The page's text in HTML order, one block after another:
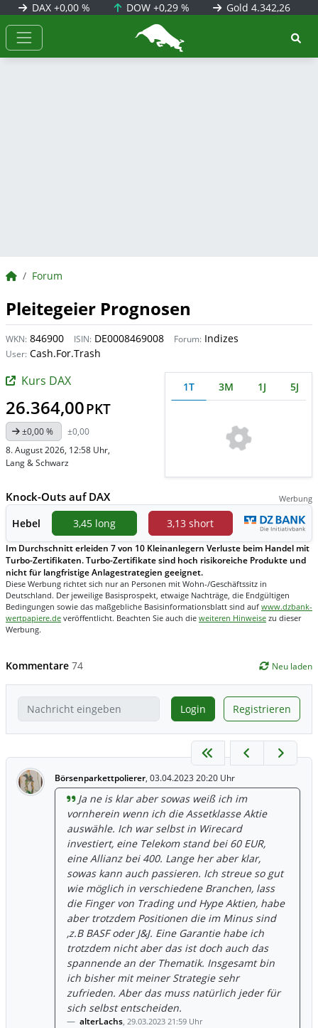
DAX +0,00 % DOW+0,29 % Gold 4.342,26
BörsenNEWS.de
BörsenNEWS.de
Forum
Pleitegeier Prognosen
WKN: 846900 ISIN: DE0008469008 Forum: Indizes
User: Cash.For.Trash
Kurs DAX
26.364,00PKT
±0,00 %
±0,00
8. August 2026, 12:58 Uhr,
Lang & Schwarz
1T 3M 1J 5J
Knock-Outs auf DAX Werbung
Hebel 3,45 long 3,13 short
Im Durchschnitt erleiden 7 von 10 Kleinanlegern Verluste beim Handel mit
Turbo-Zertifikaten. Turbo-Zertifikate sind hoch risikoreiche Produkte und
nicht für langfristige Anlagestrategien geeignet.
Diese Werbung richtet sich nur an Personen mit Wohn-/Geschäftssitz in
Deutschland. Der jeweilige Basisprospekt, etwaige Nachträge, die Endgültigen
Bedingungen sowie das maßgebliche Basisinformationsblatt sind auf www.dzbank-
wertpapiere.de veröffentlicht. Beachten Sie auch die weiteren Hinweise zu dieser
Werbung.
Kommentare 74 Neu laden
Login Registrieren
Börsenparkettpolierer, 03.04.2023 20:20 Uhr
Ja ne is klar aber sowas weiß ich im
vornherein wenn ich die Assetklasse Aktie
auswähle. Ich war selbst in Wirecard
investiert, eine Telekom stand bei 60 EUR,
eine Allianz bei 400. Lange her aber klar,
sowas kann auch passieren. Ich streue so gut
wie möglich in verschiedene Branchen, lass
die Finger von Trading und Hype Aktien, habe
aber trotzdem Positionen die im Minus sind
,z.B BASF oder J&J. Eine Garantie habe ich
trotzdem nicht aber das ist doch auch das
spannende an der Thematik. Insgesamt bin
ich bisher mit meiner Strategie sehr
zufrieden. Aber das muss natürlich jeder für
sich selbst entscheiden.
alterLachs, 29.03.2023 21:59 Uhr